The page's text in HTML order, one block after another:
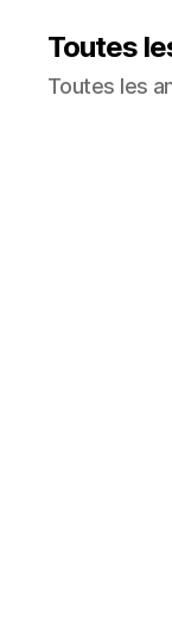
Toutes
Toutes les